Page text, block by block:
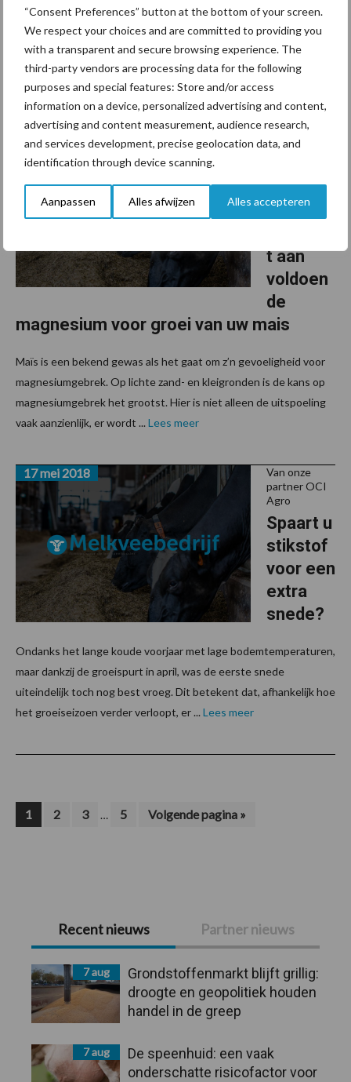
“Consent Preferences” button at the bottom of your screen.
We respect your choices and are committed to providing you
with a transparent and secure browsing experience. The
third-party vendors are processing data for the following
purposes and special features: Store and/or access
information on a device, personalized advertising and content,
advertising and content measurement, audience research,
and services development, precise geolocation data, and
identification through device scanning.
Aanpassen Alles afwijzen Alles accepteren
Vaak wordt de komende periode het gras nog eens extra bemest
met een natriumzout, vooral om de smakelijkheid op peil te
houden. Het effect van een dergelijke bemesting hangt echter af
van het grassenbestand in uw zode. Niet elk ...Lees meer
Van onze
partner OCI
Besteed
serieus
t aan
voldoen
de
magnesium voor groei van uw mais
24 mei 2018
Maïs is een bekend gewas als het gaat om z’n gevoeligheid voor
magnesiumgebrek. Op lichte zand- en kleigronden is de kans op
magnesiumgebrek het grootst. Hier is niet alleen de uitspoeling
vaak aanzienlijk, er wordt ... Lees meer
Van onze
partner OCI
Agro
Spaart u
stikstof
voor een
extra
snede?
17 mei 2018
Ondanks het lange koude voorjaar met lage bodemtemperaturen,
maar dankzij de groeispurt in april, was de eerste snede
uiteindelijk toch nog best vroeg. Dit betekent dat, afhankelijk hoe
het groeiseizoen verder verloopt, er ... Lees meer
Pagina
1 Pagina
2 Pagina
3
Interim
… Pagina
5
Ga
naar
Volgende pagina »
Primaire
Sidebar
Recent nieuws Partner nieuws
7 aug
Grondstoffenmarkt blijft grillig:
droogte en geopolitiek houden
handel in de greep
7 aug
De speenhuid: een vaak
onderschatte risicofactor voor